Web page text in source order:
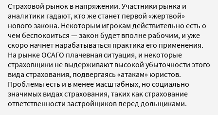
Страховой рынок в напряжении. Участники рынка и
аналитики гадают, кто же станет первой «жертвой»
нового закона. Некоторым игрокам действительно есть о
чем беспокоиться — закон будет вполне рабочим, и уже
скоро начнет нарабатываться практика его применения.
На рынке ОСАГО плачевная ситуация, и некоторые
страховщики не выдерживают высокой убыточности этого
вида страхования, подвергаясь «атакам» юристов.
Проблемы есть и в менее масштабных, но социально
значимых видах страхования, таких как страхование
ответственности застройщиков перед дольщиками.